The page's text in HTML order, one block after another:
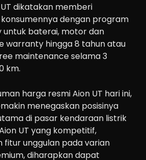
dikatakan memberi
dengan program
untuk baterai, motor dan
warranty hingga 8 tahun atau
maintenance selama 3
km.
harga resmi Aion UT hari ini,
menegaskan posisinya
di pasar kendaraan listrik
UT yang kompetitif,
fitur unggulan pada varian
diharapkan dapat